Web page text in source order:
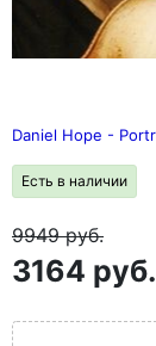
Daniel Hope -
Есть в наличии
9949руб.
3164 руб.